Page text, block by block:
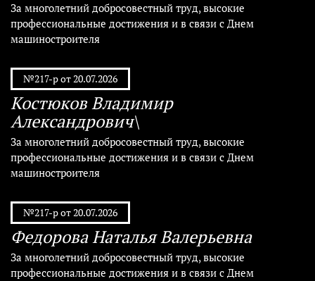
За многолетний добросовестный труд, высокие
профессиональные достижения и в связи с Днем
машиностроителя
№217-р от 20.07.2026
Костюков Владимир
Александрович\
За многолетний добросовестный труд, высокие
профессиональные достижения и в связи с Днем
машиностроителя
№217-р от 20.07.2026
Федорова Наталья Валерьевна
За многолетний добросовестный труд, высокие
профессиональные достижения и в связи с Днем